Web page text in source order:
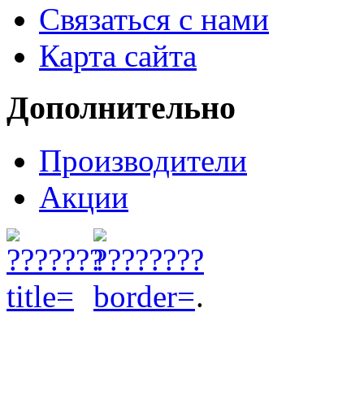
Связаться с нами
Карта сайта
Дополнительно
Производители
Акции
.